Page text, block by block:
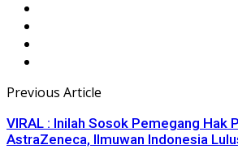
Previous Article
VIRAL : Inilah Sosok Pemegang Hak
AstraZeneca, Ilmuwan Indonesia